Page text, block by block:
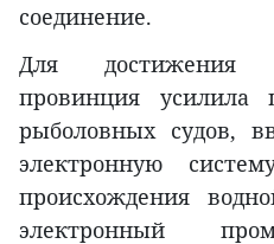
соединение.
Для достижения
провинция усилила
рыболовных судов,
электронную
происхождения
электронный